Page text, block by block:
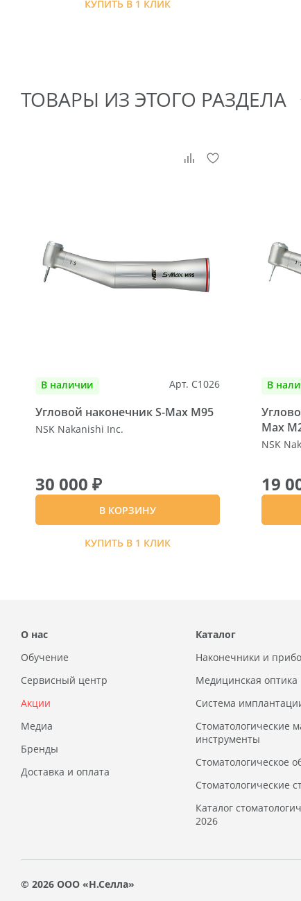
КУПИТЬ В 1 КЛИК
ТОВАРЫ ИЗ ЭТОГО РАЗДЕЛА
В наличии Арт. C1026
Угловой наконечник S-Max M95
NSK Nakanishi Inc.
30 000 ₽
В КОРЗИНУ
КУПИТЬ В 1 КЛИК
В
Max
NSK
19
О нас
Обучение
Сервисный центр
Акции
Медиа
Бренды
Доставка и оплата
Каталог
Наконечники и
Медицинская оптика
Система
Стоматологические
инструменты
Стоматологическое
Стоматологические
Каталог
2026
© 2026 ООО «Н.Селла»